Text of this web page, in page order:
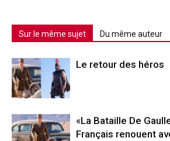
Sur le même sujet Du même auteur
Le retour des héros
«La Bataille De
Français renouent